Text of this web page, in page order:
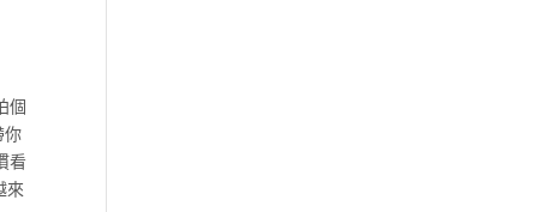
個
你
看
來